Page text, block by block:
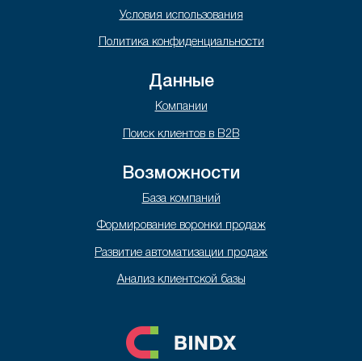
Условия использования
Политика конфиденциальности
Данные
Компании
Поиск клиентов в B2B
Возможности
База компаний
Формирование воронки продаж
Развитие автоматизации продаж
Анализ клиентской базы